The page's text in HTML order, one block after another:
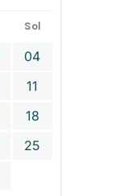
Sol
04
11
18
25